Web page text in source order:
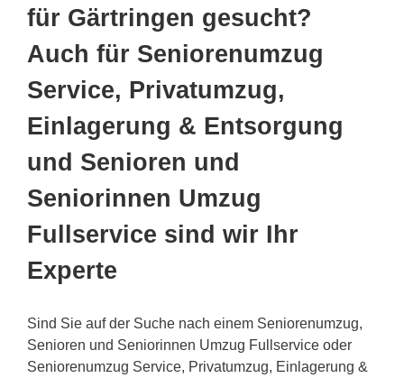
für Gärtringen gesucht?
Auch für Seniorenumzug
Service, Privatumzug,
Einlagerung & Entsorgung
und Senioren und
Seniorinnen Umzug
Fullservice sind wir Ihr
Experte
Sind Sie auf der Suche nach einem Seniorenumzug,
Senioren und Seniorinnen Umzug Fullservice oder
Seniorenumzug Service, Privatumzug, Einlagerung &